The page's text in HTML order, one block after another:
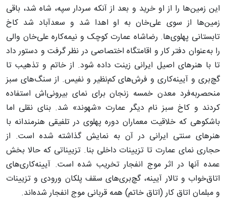
این زمین‌ها را از او خرید و بعد از آنکه سردار سپه، شاه شد، باقی
زمین‌ها از سوی علی‌خان به او اهدا شد و سعدآباد شد کاخ
تابستانی پهلوی‌ها. رضاشاه عمارت کوچک و نیمه‌کاره علی‌خان والی
را به‌عنوان دفتر کار و اقامتگاه اختصاصی در نظر گرفت و دستور داد
تا با هنرهای اصیل ایرانی زینت داده شود. از خاتم و تذهیب تا
گچ‌بری و آیینه‌کاری و فرش‌های کم‌نظیر و نفیس. از سنگ‌های سبز
منحصربه‌فرد معدن خمسه زنجان برای نمای بیرونی‌اش استفاده
کردند و کاخ سبز نام دیگر عمارت «شهوند» شد. بنای نقلی اما
باشکوهی که خلاقیت معماران دوره پهلوی در تلفیقی هنرمندانه با
هنرهای سنتی ایرانی در آن به نمایش گذاشته شده است. از
حجاری نمای عمارت تا تزیینات داخلی بنا. تزییناتی که حالا بخش
عمده آنها در اثر موج انفجار تخریب شده است. آیینه‌کاری‌های
اتاق‌خواب و تالار آیینه، گچ‌بری‌های سقف پلکان ورودی و تزیینات
و مبلمان اتاق کار (اتاق خاتم) همه قربانی موج انفجار شده‌اند.